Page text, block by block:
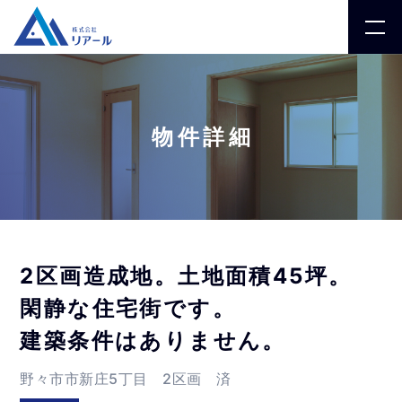
物件詳細
2区画造成地。土地面積45坪。
閑静な住宅街です。
建築条件はありません。
野々市市新庄5丁目 2区画 済